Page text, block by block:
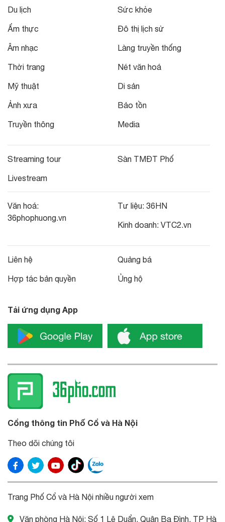
Du lịch
Ẩm thực
Âm nhạc
Thời trang
Mỹ thuật
Ảnh xưa
Truyền thông
Sức khỏe
Đô thị lịch sử
Làng truyền thống
Nét văn hoá
Di sản
Bảo tồn
Media
Streaming tour
Livestream
Sàn TMĐT Phố
Văn hoá:
36phophuong.vn
Tư liệu: 36HN
Kinh doanh: VTC2.vn
Liên hệ
Hợp tác bản quyền
Quảng bá
Ủng hộ
Tải ứng dụng App
Cổng thông tin Phố Cổ và Hà Nội
Theo dõi chúng tôi
Trang Phố Cổ và Hà Nội nhiều người xem
Văn phòng Hà Nội: Số 1 Lê Duẩn, Quận Ba Đình, TP Hà